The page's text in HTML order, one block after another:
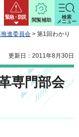
緊急・防災
閲覧補助
検索
メニュー
進委員会 > 第1回わかり
更新日：2011年8月30日
専門部会